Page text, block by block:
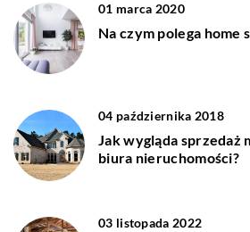
01 marca 2020
Na czym polega home
04 października 2018
Jak wygląda sprzedaż
biura nieruchomości?
03 listopada 2022